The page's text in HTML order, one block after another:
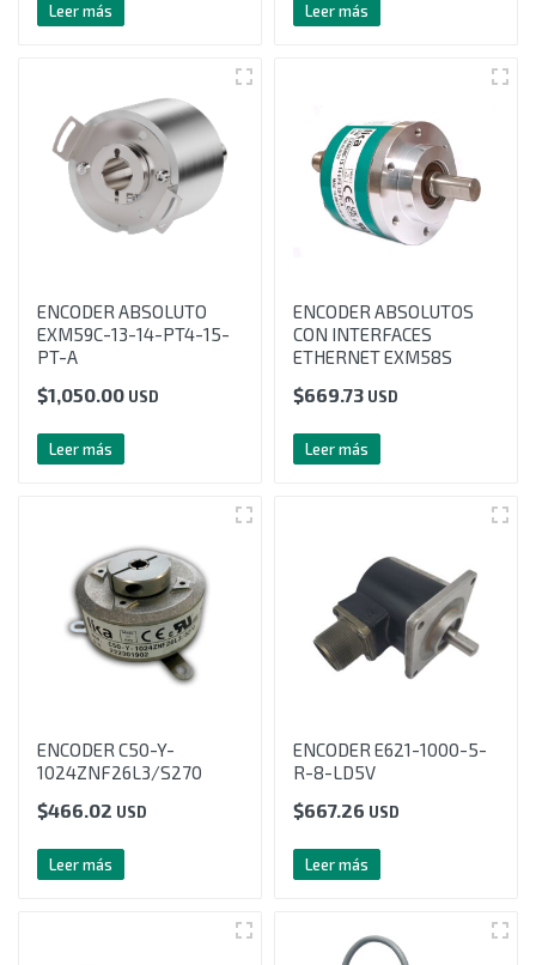
Leer más Leer más
ENCODER ABSOLUTO
EXM59C-13-14-PT4-15-
PT-A
$1,050.00 USD
Leer más
ENCODER ABSOLUTOS
CON INTERFACES
ETHERNET EXM58S
$669.73 USD
Leer más
ENCODER C50-Y-
1024ZNF26L3/S270
$466.02 USD
Leer más
ENCODER E621-1000-5-
R-8-LD5V
$667.26 USD
Leer más